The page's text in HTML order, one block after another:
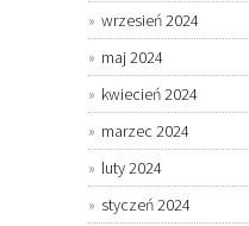
wrzesień 2024
maj 2024
kwiecień 2024
marzec 2024
luty 2024
styczeń 2024